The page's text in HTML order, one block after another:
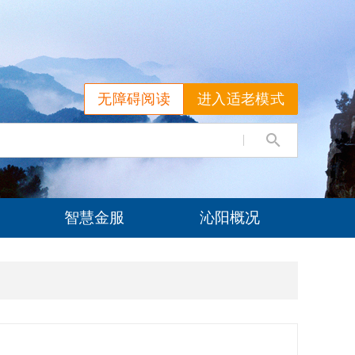
进入适老模式
无障碍阅读
智慧金服 沁阳概况